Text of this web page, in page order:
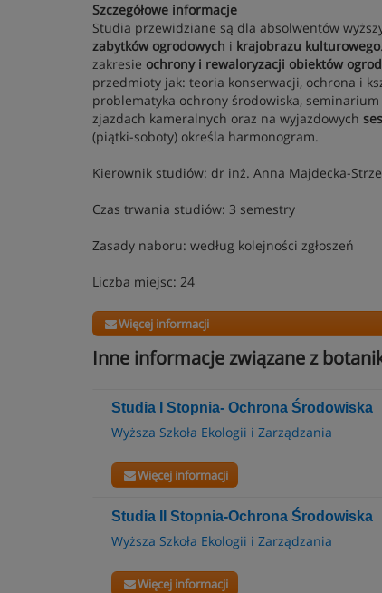
Szczegółowe informacje
Studia przewidziane są dla absolwentów
zabytków ogrodowych i krajobrazu kulturowego
zakresie ochrony i rewaloryzacji obiektów
przedmioty jak: teoria konserwacji, ochrona i
problematyka ochrony środowiska,
zjazdach kameralnych oraz na wyjazdowych
(piątki-soboty) określa harmonogram.
Kierownik studiów: dr inż. Anna Majdecka-
Czas trwania studiów: 3 semestry
Zasady naboru: według kolejności zgłoszeń
Liczba miejsc: 24
Więcej informacji
Inne informacje związane z
Studia I Stopnia- Ochrona Środowiska
Wyższa Szkoła Ekologii i Zarządzania
Więcej informacji
Studia II Stopnia-Ochrona Środowiska
Wyższa Szkoła Ekologii i Zarządzania
Więcej informacji